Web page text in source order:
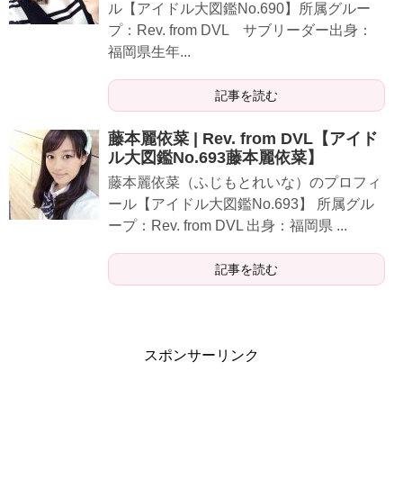
ル【アイドル大図鑑No.690】所属グルー
プ：Rev. from DVL サブリーダー出身：
福岡県生年...
記事を読む
藤本麗依菜 | Rev. from DVL【アイド
ル大図鑑No.693藤本麗依菜】
藤本麗依菜（ふじもとれいな）のプロフィ
ール【アイドル大図鑑No.693】 所属グル
ープ：Rev. from DVL 出身：福岡県 ...
記事を読む
スポンサーリンク